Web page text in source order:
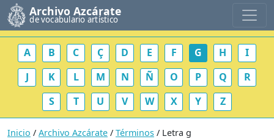
Archivo Azcárate
de vocabulario artístico
A B C Ç D E F G H
I
J
K L M N Ñ O P Q
R
S
T U V W X Y Z
Inicio / Archivo Azcárate / Términos / Letra g